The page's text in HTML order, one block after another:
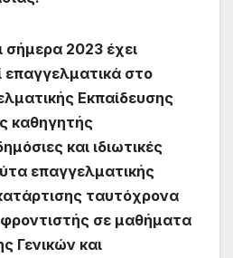
σήμερα 2023 έχει
επαγγελματικά στο
Εκπαίδευσης
καθηγητής
και ιδιωτικές
επαγγελματικής
ταυτόχρονα
φροντιστής σε μαθήματα
Γενικών και